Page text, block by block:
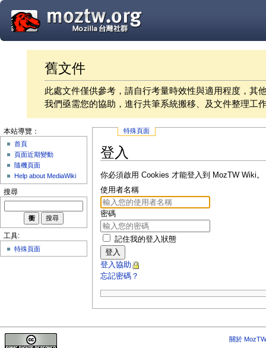
舊文件
此處文件僅供參考，請自行考量時效性與適用程度，其
我們亟需您的協助，進行共筆系統搬移、及文件整理工
特殊頁面
登入
你必須啟用 Cookies 才能登入到 MozTW Wiki。
使用者名稱
密碼
記住我的登入狀態
登入
登入協助
忘記密碼？
本站導覽：
首頁
頁面近期變動
隨機頁面
Help about MediaWiki
搜尋
工具:
特殊頁面
關於